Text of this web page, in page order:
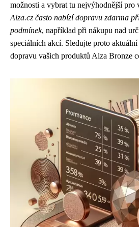
možnosti a vybrat tu nejvýhodnější pro
Alza.cz často nabízí dopravu zdarma
podmínek, například při nákupu nad
speciálních akcí. Sledujte proto aktuální
dopravu vašich produktů Alza Bronze